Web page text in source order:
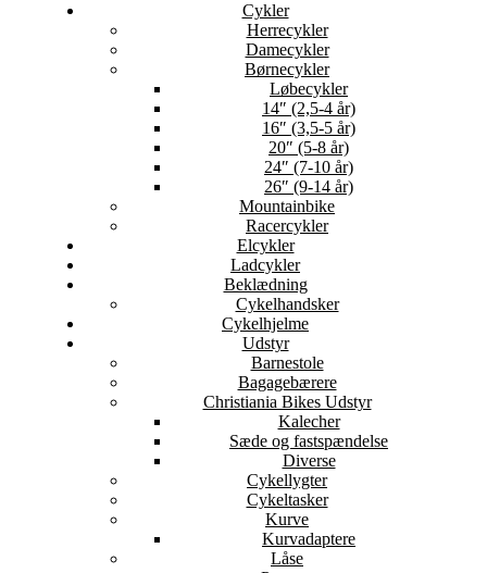
Cykler
Herrecykler
Damecykler
Børnecykler
Løbecykler
14″ (2,5-4 år)
16″ (3,5-5 år)
20″ (5-8 år)
24″ (7-10 år)
26″ (9-14 år)
Mountainbike
Racercykler
Elcykler
Ladcykler
Beklædning
Cykelhandsker
Cykelhjelme
Udstyr
Barnestole
Bagagebærere
Christiania Bikes Udstyr
Kalecher
Sæde og fastspændelse
Diverse
Cykellygter
Cykeltasker
Kurve
Kurvadaptere
Låse